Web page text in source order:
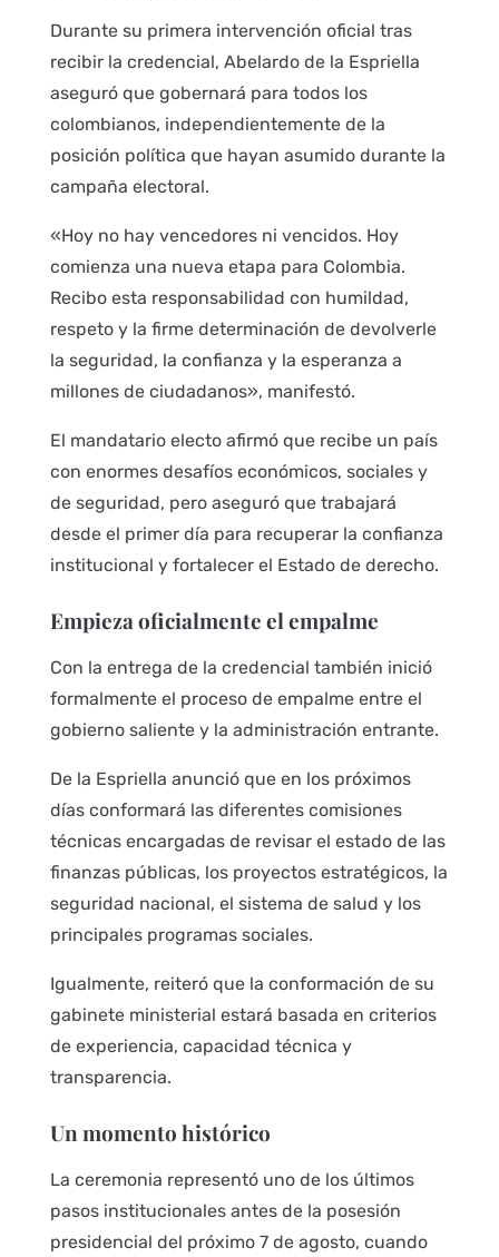
Durante su primera intervención oficial tras
recibir la credencial, Abelardo de la Espriella
aseguró que gobernará para todos los
colombianos, independientemente de la
posición política que hayan asumido durante la
campaña electoral.
«Hoy no hay vencedores ni vencidos. Hoy
comienza una nueva etapa para Colombia.
Recibo esta responsabilidad con humildad,
respeto y la firme determinación de devolverle
la seguridad, la confianza y la esperanza a
millones de ciudadanos», manifestó.
El mandatario electo afirmó que recibe un país
con enormes desafíos económicos, sociales y
de seguridad, pero aseguró que trabajará
desde el primer día para recuperar la confianza
institucional y fortalecer el Estado de derecho.
Empieza oficialmente el empalme
Con la entrega de la credencial también inició
formalmente el proceso de empalme entre el
gobierno saliente y la administración entrante.
De la Espriella anunció que en los próximos
días conformará las diferentes comisiones
técnicas encargadas de revisar el estado de las
finanzas públicas, los proyectos estratégicos, la
seguridad nacional, el sistema de salud y los
principales programas sociales.
Igualmente, reiteró que la conformación de su
gabinete ministerial estará basada en criterios
de experiencia, capacidad técnica y
transparencia.
Un momento histórico
La ceremonia representó uno de los últimos
pasos institucionales antes de la posesión
presidencial del próximo 7 de agosto, cuando